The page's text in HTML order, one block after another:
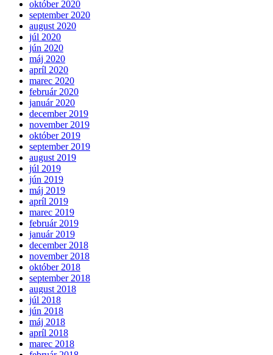
október 2020
september 2020
august 2020
júl 2020
jún 2020
máj 2020
apríl 2020
marec 2020
február 2020
január 2020
december 2019
november 2019
október 2019
september 2019
august 2019
júl 2019
jún 2019
máj 2019
apríl 2019
marec 2019
február 2019
január 2019
december 2018
november 2018
október 2018
september 2018
august 2018
júl 2018
jún 2018
máj 2018
apríl 2018
marec 2018